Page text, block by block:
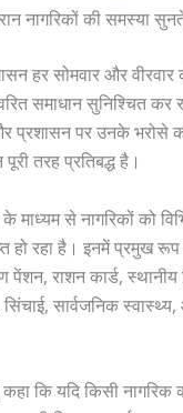
नागरिकों की समस्या
हर सोमवार और
समाधान सुनिश्चित कर
प्रशासन पर उनके भरोसे
तरह प्रतिबद्ध है।
माध्यम से नागरिकों को
रहा है। इनमें प्रमुख रूप से
राशन कार्ड,
सिंचाई, सार्वजनिक
कि यदि किसी नागरिक